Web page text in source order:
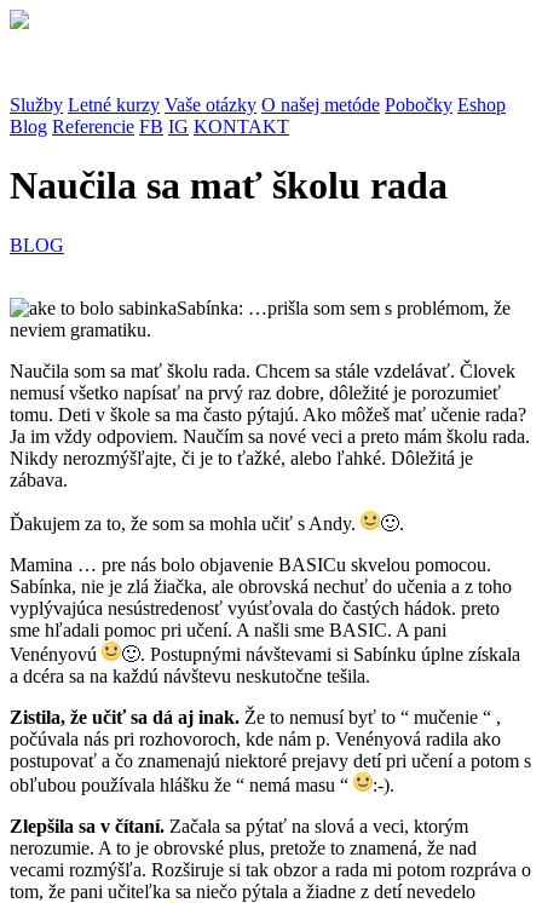
Služby Letné kurzy Vaše otázky O našej metóde Pobočky Eshop
Blog Referencie FB IG KONTAKT
Naučila sa mať školu rada
BLOG
Sabínka: …prišla som sem s problémom, že
neviem gramatiku.
Naučila som sa mať školu rada. Chcem sa stále vzdelávať. Človek
nemusí všetko napísať na prvý raz dobre, dôležité je porozumieť
tomu. Deti v škole sa ma často pýtajú. Ako môžeš mať učenie rada?
Ja im vždy odpoviem. Naučím sa nové veci a preto mám školu rada.
Nikdy nerozmýšľajte, či je to ťažké, alebo ľahké. Dôležitá je
zábava.
Ďakujem za to, že som sa mohla učiť s Andy. 🙂.
Mamina … pre nás bolo objavenie BASICu skvelou pomocou.
Sabínka, nie je zlá žiačka, ale obrovská nechuť do učenia a z toho
vyplývajúca nesústredenosť vyúsťovala do častých hádok. preto
sme hľadali pomoc pri učení. A našli sme BASIC. A pani
Venényovú
🙂. Postupnými návštevami si Sabínku úplne získala
a dcéra sa na každú návštevu neskutočne tešila.
Zistila, že učiť sa dá aj inak. Že to nemusí byť to “ mučenie “ ,
počúvala nás pri rozhovoroch, kde nám p. Venényová radila ako
postupovať a čo znamenajú niektoré prejavy detí pri učení a potom s
obľubou používala hlášku že “ nemá masu “
:-).
Zlepšila sa v čítaní. Začala sa pýtať na slová a veci, ktorým
nerozumie. A to je obrovské plus, pretože to znamená, že nad
vecami rozmýšľa. Rozširuje si tak obzor a rada mi potom rozpráva o
tom, že pani učiteľka sa niečo pýtala a žiadne z detí nevedelo